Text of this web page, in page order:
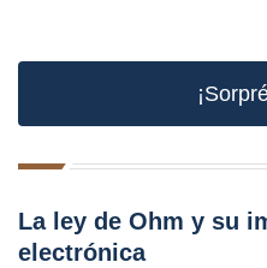
La ley de Ohm y su
electrónica